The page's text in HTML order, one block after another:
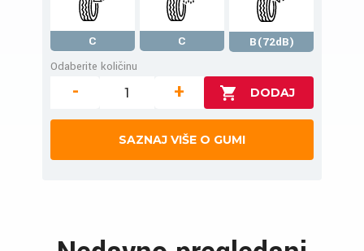
C C
B(72dB)
Odaberite količinu
- +
SAZNAJ VIŠE O GUMI